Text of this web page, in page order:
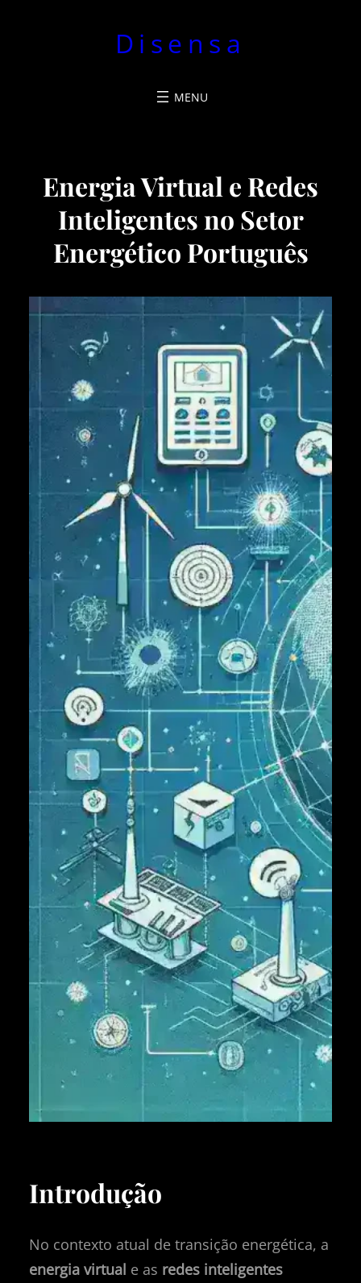
Disensa
Energia Virtual e Redes
Inteligentes no Setor
Energético Português
Introdução
No contexto atual de transição energética, a
energia virtual e as redes inteligentes